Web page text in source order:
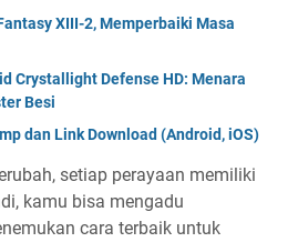
XIII-2, Memperbaiki Masa
Crystallight Defense HD: Menara
Besi
dan Link Download (Android, iOS)
setiap perayaan memiliki
kamu bisa mengadu
cara terbaik untuk